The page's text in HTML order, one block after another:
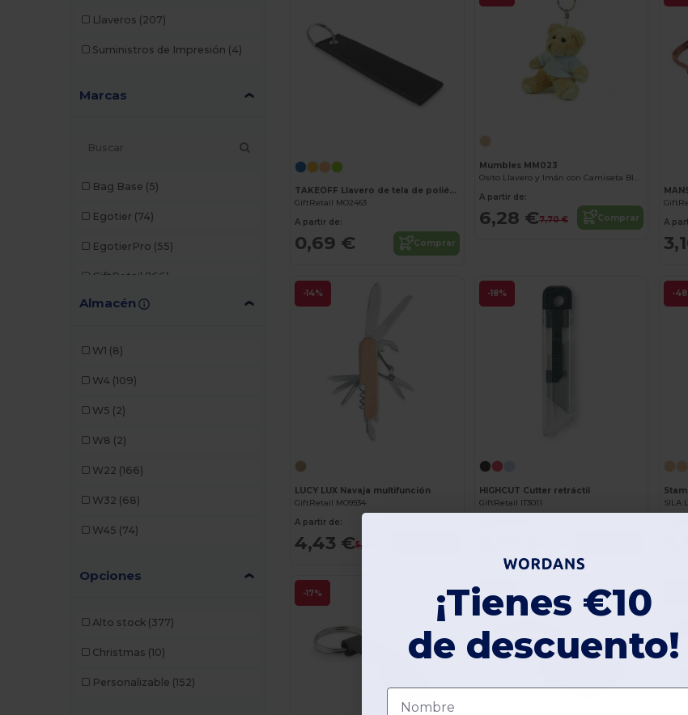
Llaveros (207)
Suministros de Impresión (4)
Marcas
Bag Base (5)
Egotier (74)
EgotierPro (55)
GiftRetail (166)
Kariban (1)
Almacén
W1 (8)
W4 (109)
W5 (2)
W8 (2)
W22 (166)
W32 (68)
W45 (74)
Opciones
Alto stock (377)
Christmas (10)
Personalizable (152)
TAKEOFF Llavero de tela de poliéster
GiftRetail MO2463
A partir de:
0,69 € Comprar
Mumbles MM023
Osito Llavero y Imán con Camiseta Blanca
A partir de:
6,28 €7,70 € Comprar
A
-14%
LUCY LUX Navaja multifunción
GiftRetail MO9934
A partir de:
4,43 €5,13 €
-18%
HIGHCUT Cutter retráctil
GiftRetail IT3011
-
-17% -50%
¡Tienes €10
de descuento!
Nombre